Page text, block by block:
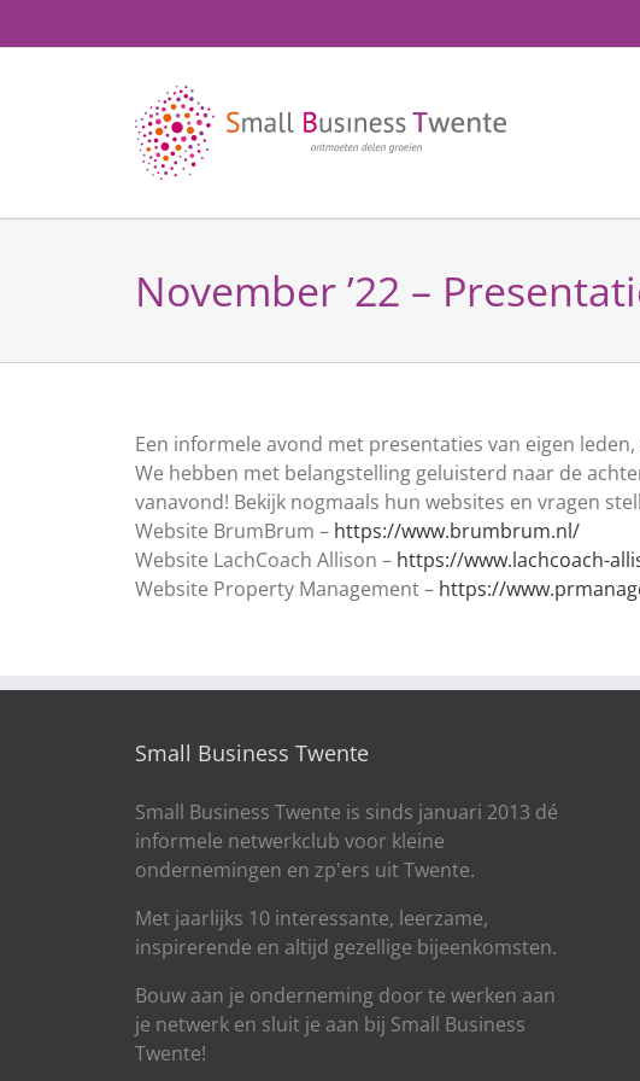
naar
November ’22 –
Een informele avond met presentaties van eigen
We hebben met belangstelling geluisterd naar de
vanavond! Bekijk nogmaals hun websites en vragen
Website BrumBrum – https://www.brumbrum.nl/
Website LachCoach Allison – https://www.lachcoach-
Website Property Management – https://
Small Business Twente
Small Business Twente is sinds januari 2013 dé
informele netwerkclub voor kleine
ondernemingen en zp'ers uit Twente.
Met jaarlijks 10 interessante, leerzame,
inspirerende en altijd gezellige bijeenkomsten.
Bouw aan je onderneming door te werken aan
je netwerk en sluit je aan bij Small Business
Twente!